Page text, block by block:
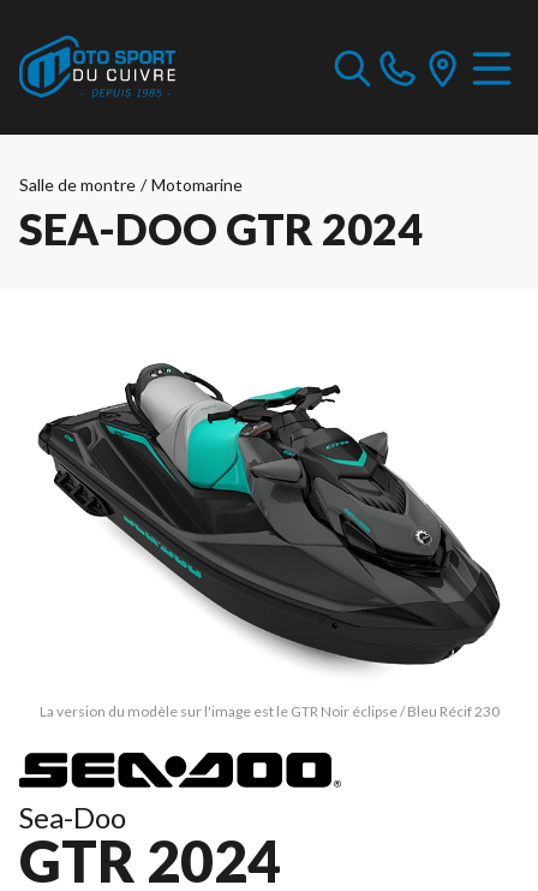
Salle de montre / Motomarine
SEA-DOO GTR 2024
La version du modèle sur l'image est le GTR Noir éclipse / Bleu Récif 230
Sea-Doo
GTR 2024